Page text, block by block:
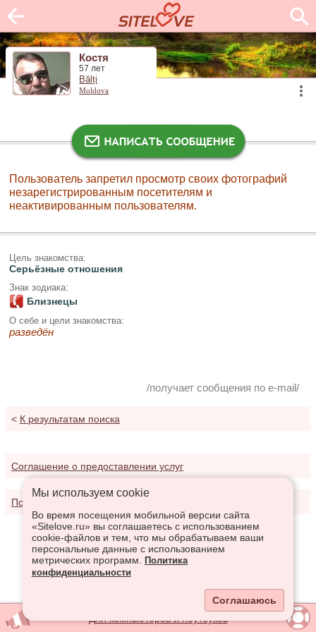
Костя
57 лет
Bălți
Moldova
Пользователь запретил просмотр своих фотографий
незарегистрированным посетителям и
неактивированным пользователям.
Цель знакомства:
Серьёзные отношения
Знак зодиака:
Близнецы
О себе и цели знакомства:
разведён
/получает сообщения по e-mail/
< К результатам поиска
Соглашение о предоставлении услуг
Политика конфиденциальности
Мы используем сookie
Во время посещения мобильной версии сайта
«Sitelove.ru» вы соглашаетесь с использованием
cookie-файлов и тем, что мы обрабатываем ваши
персональные данные с использованием
метрических программ.
Политика
конфиденциальности
Соглашаюсь
Для компьютеров и ноутбуков